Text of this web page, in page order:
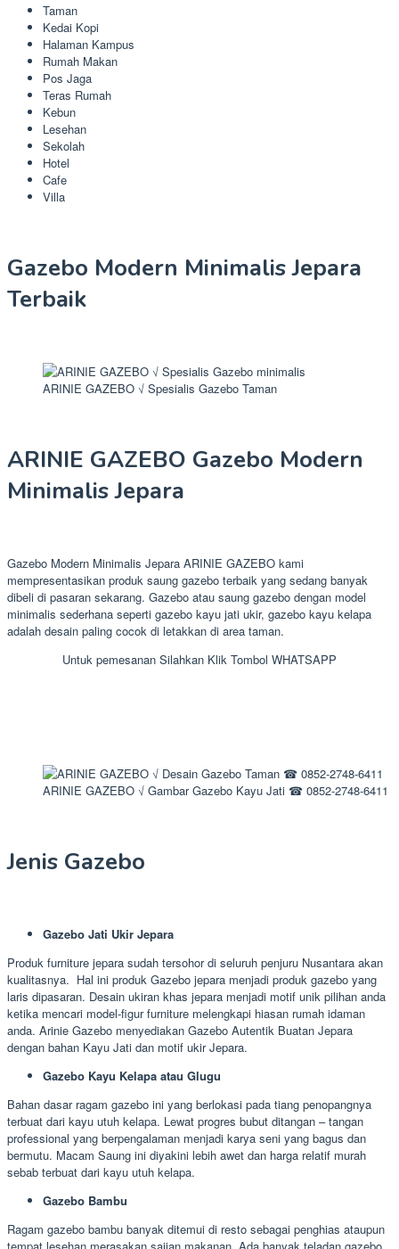
Taman
Kedai Kopi
Halaman Kampus
Rumah Makan
Pos Jaga
Teras Rumah
Kebun
Lesehan
Sekolah
Hotel
Cafe
Villa
Gazebo Modern Minimalis Jepara
Terbaik
ARINIE GAZEBO √ Spesialis Gazebo Taman
ARINIE GAZEBO Gazebo Modern
Minimalis Jepara
Gazebo Modern Minimalis Jepara ARINIE GAZEBO kami
mempresentasikan produk saung gazebo terbaik yang sedang banyak
dibeli di pasaran sekarang. Gazebo atau saung gazebo dengan model
minimalis sederhana seperti gazebo kayu jati ukir, gazebo kayu kelapa
adalah desain paling cocok di letakkan di area taman.
Untuk pemesanan Silahkan Klik Tombol WHATSAPP
ARINIE GAZEBO √ Gambar Gazebo Kayu Jati ☎ 0852-2748-6411
Jenis Gazebo
Gazebo Jati Ukir Jepara
Produk furniture jepara sudah tersohor di seluruh penjuru Nusantara akan
kualitasnya. Hal ini produk Gazebo jepara menjadi produk gazebo yang
laris dipasaran. Desain ukiran khas jepara menjadi motif unik pilihan anda
ketika mencari model-figur furniture melengkapi hiasan rumah idaman
anda. Arinie Gazebo menyediakan Gazebo Autentik Buatan Jepara
dengan bahan Kayu Jati dan motif ukir Jepara.
Gazebo Kayu Kelapa atau Glugu
Bahan dasar ragam gazebo ini yang berlokasi pada tiang penopangnya
terbuat dari kayu utuh kelapa. Lewat progres bubut ditangan – tangan
professional yang berpengalaman menjadi karya seni yang bagus dan
bermutu. Macam Saung ini diyakini lebih awet dan harga relatif murah
sebab terbuat dari kayu utuh kelapa.
Gazebo Bambu
Ragam gazebo bambu banyak ditemui di resto sebagai penghias ataupun